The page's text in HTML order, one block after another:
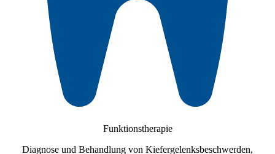
Funktionstherapie
Diagnose und Behandlung von Kiefergelenksbeschwerden,